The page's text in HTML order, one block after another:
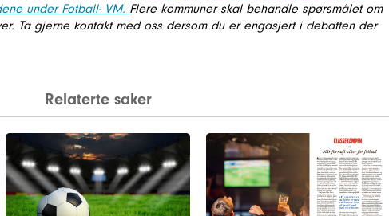
under Fotball- VM. Flere kommuner skal behandle spørsmålet om
Ta gjerne kontakt med oss dersom du er engasjert i debatten der
Relaterte saker